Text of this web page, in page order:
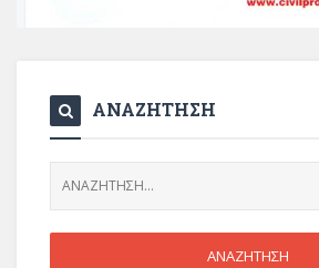
ΑΝΑΖΗΤΗΣΗ